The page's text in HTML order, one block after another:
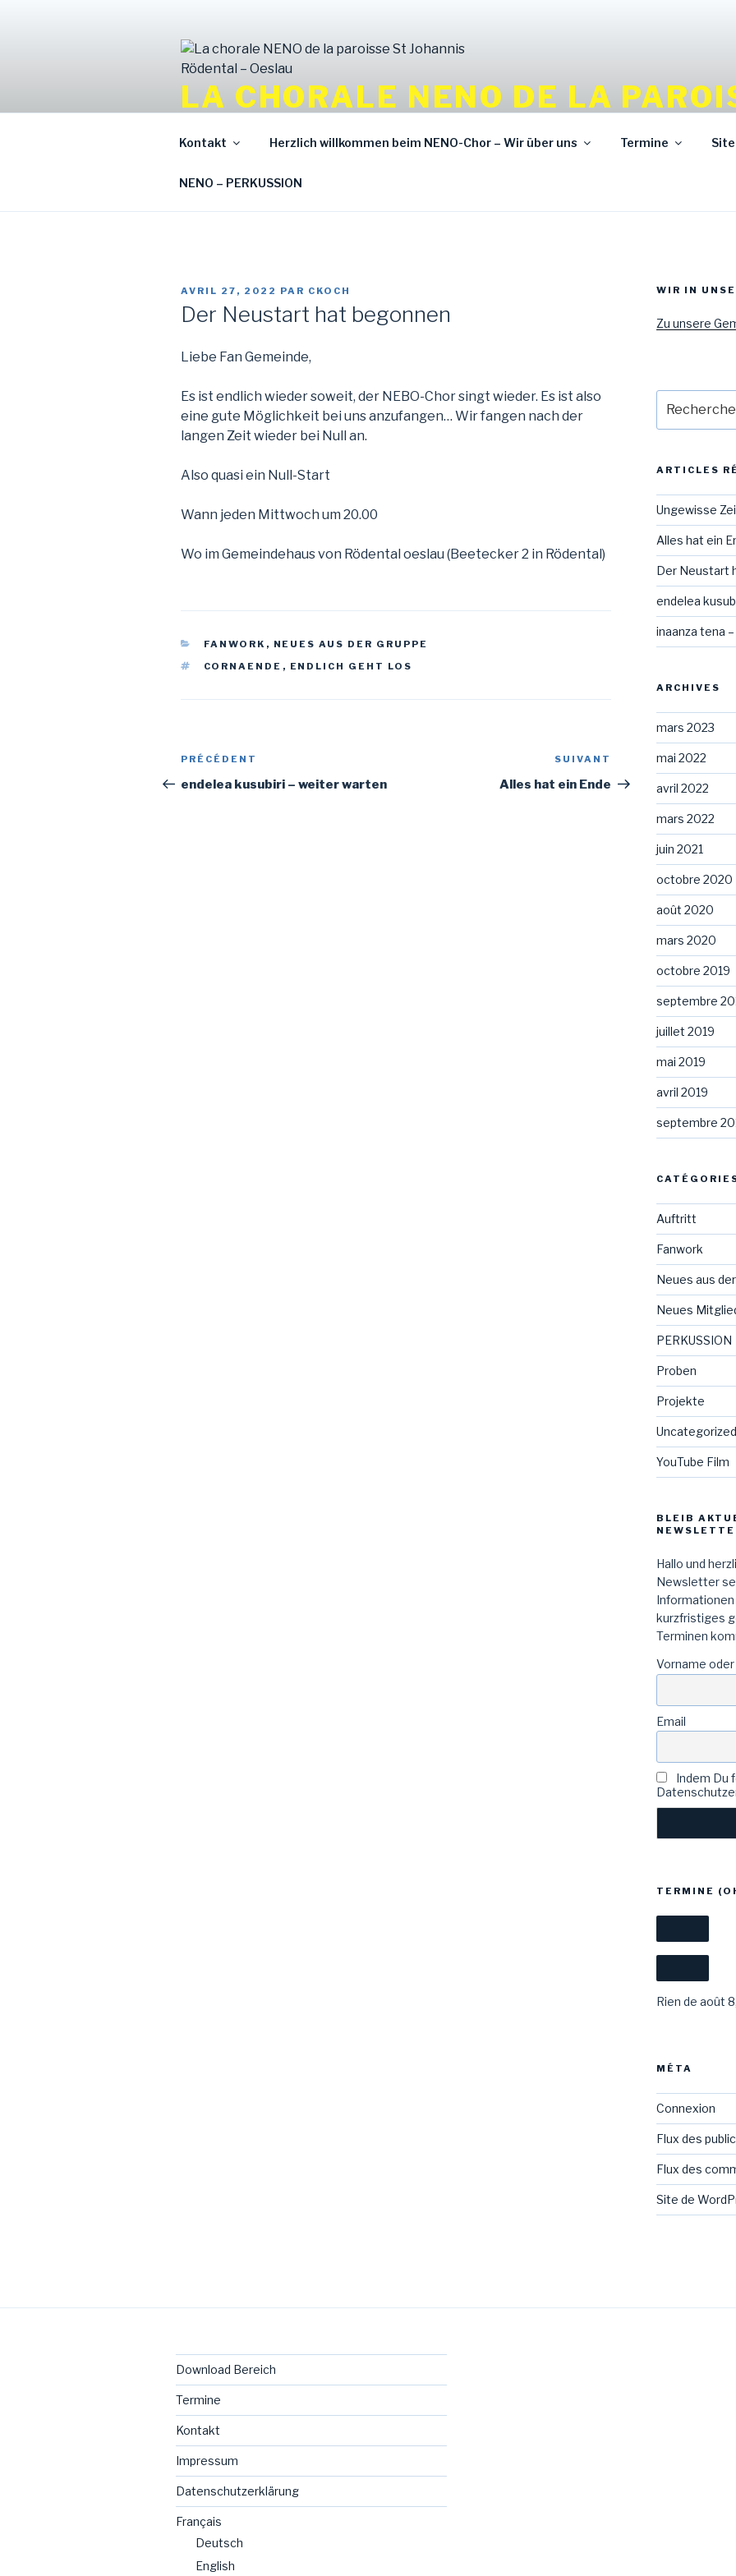
LA CHORALE NENO DE LA
JOHANNIS RÖDENTAL – OESLAU
Kontakt Herzlich willkommen beim NENO-Chor – Wir über uns Termine
NENO – PERKUSSION
PUBLIÉ
AVRIL 27, 2022 PAR CKOCH
Der Neustart hat begonnen
Liebe Fan Gemeinde,
Es ist endlich wieder soweit, der NEBO-Chor singt wieder. Es ist also
eine gute Möglichkeit bei uns anzufangen… Wir fangen nach der
langen Zeit wieder bei Null an.
Also quasi ein Null-Start
Wann jeden Mittwoch um 20.00
Wo im Gemeindehaus von Rödental oeslau (Beetecker 2 in Rödental)
CATÉGORIES
FANWORK , NEUES AUS DER GRUPPE
ÉTIQUETTES
CORNAENDE , ENDLICH GEHT LOS
Navigation
de
Article
précédent
PRÉCÉDENT
endelea kusubiri – weiter warten
Article
suivant
SUIVANT
Alles hat ein Ende
WIR IN
Zu unsere
pour
:
ARTICLES
Ungewisse
Alles hat ein
Der Neustart
endelea
inaanza tena
ARCHIVES
mars 2023
mai 2022
avril 2022
mars 2022
juin 2021
octobre 2020
août 2020
mars 2020
octobre 2019
septembre
juillet 2019
mai 2019
avril 2019
septembre
Auftritt
Fanwork
Neues aus
Neues
PERKUSSION
Proben
Projekte
Uncategorized
YouTube Film
BLEIB
Hallo und
Newsletter
Informationen
kurzfristiges
Terminen
Vorname
Email
Indem Du
TERMINE
Rien de août
MÉTA
Connexion
Flux des
Flux des
Site de
Download Bereich
Termine
Kontakt
Impressum
Datenschutzerklärung
Français
Deutsch
English